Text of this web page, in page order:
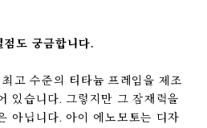
도 궁금합니다.
고 수준의 티타늄 프레임을 제조
있습니다. 그렇지만 그 잠재력을
아닙니다. 아이 에노모토는 디자